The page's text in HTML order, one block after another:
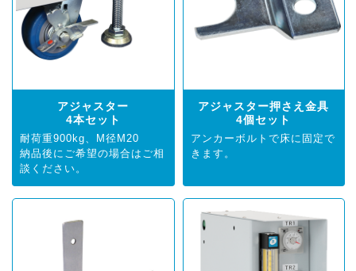
アジャスター
4本セット
耐荷重900kg、
M径M20
納品後にご希望の場合はご相
談ください。
アジャスター押さえ金具
4個セット
アンカーボルトで床に固定で
きます。